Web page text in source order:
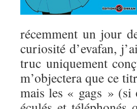
récemment un jour
curiosité d’evafan,
truc uniquement
m’objectera que ce
mais les « gags » (si